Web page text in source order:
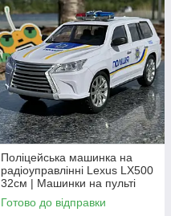
Поліцейська машинка на
радіоуправлінні Lexus LX500
32см | Машинки на пульті
управління | Джип поліція на
радіокеруванні
Готово до відправки